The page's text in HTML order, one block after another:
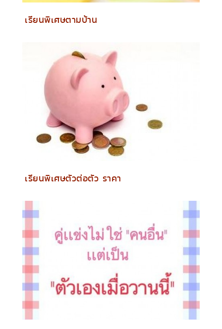
เรียนพิเศษตามบ้าน
เรียนพิเศษตัวต่อตัว ราคา